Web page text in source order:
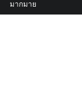
มากมาย